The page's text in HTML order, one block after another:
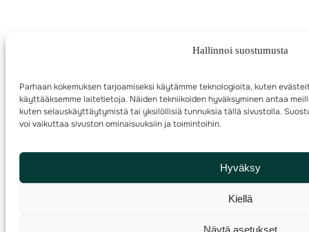
Hallinnoi suostumusta
Parhaan kokemuksen tarjoamiseksi käytämme teknologioita, kuten
käyttääksemme laitetietoja. Näiden tekniikoiden hyväksyminen antaa
kuten selauskäyttäytymistä tai yksilöllisiä tunnuksia tällä sivustolla.
voi vaikuttaa sivuston ominaisuuksiin ja toimintoihin.
Hyväksy
Kiellä
Näytä asetukset